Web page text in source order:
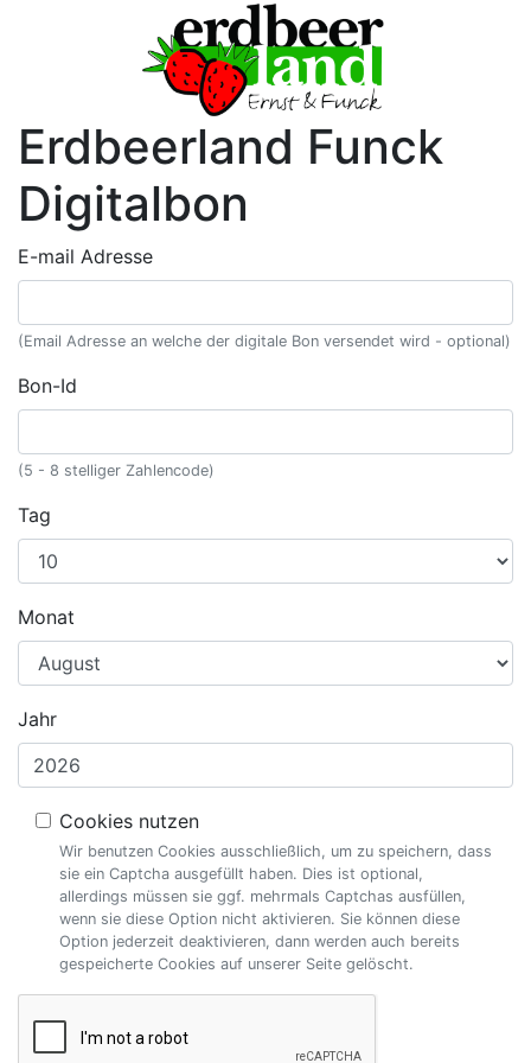
Erdbeerland Funck
Digitalbon
E-mail Adresse
(Email Adresse an welche der digitale Bon versendet wird - optional)
Bon-Id
(5 - 8 stelliger Zahlencode)
Tag
Monat
Jahr
Cookies nutzen
Wir benutzen Cookies ausschließlich, um zu speichern, dass
sie ein Captcha ausgefüllt haben. Dies ist optional,
allerdings müssen sie ggf. mehrmals Captchas ausfüllen,
wenn sie diese Option nicht aktivieren. Sie können diese
Option jederzeit deaktivieren, dann werden auch bereits
gespeicherte Cookies auf unserer Seite gelöscht.